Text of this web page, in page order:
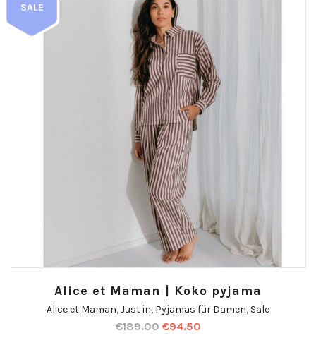
SALE
Alice et Maman | Koko pyjama
Alice et Maman,Just in, Pyjamas für Damen, Sale
€189.00 €94.50